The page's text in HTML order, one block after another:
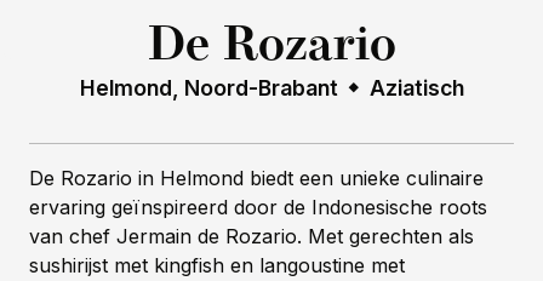
De Rozario
Helmond, Noord-Brabant Aziatisch
De Rozario in Helmond biedt een unieke culinaire
ervaring geïnspireerd door de Indonesische roots
van chef Jermain de Rozario. Met gerechten als
sushirijst met kingfish en langoustine met